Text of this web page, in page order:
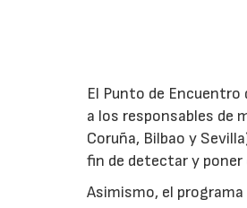
El Punto de Encuentro
a los responsables de
Coruña, Bilbao y
fin de detectar y
Asimismo, el